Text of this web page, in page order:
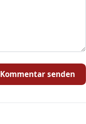
Kommentar senden